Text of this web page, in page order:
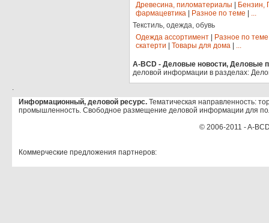
Древесина, пиломатериалы
Бензин,
фармацевтика
Разное по теме
...
Текстиль, одежда, обувь
Одежда ассортимент
Разное по теме
скатерти
Товары для дома ...
A-BCD - Деловые новости, Деловые
деловой информации в разделах:
.
Информационный, деловой ресурс. Тематическая направленность:
промышленность. Свободное размещение деловой информации для
© 2006-2011 - A-
Коммерческие предложения партнеров: